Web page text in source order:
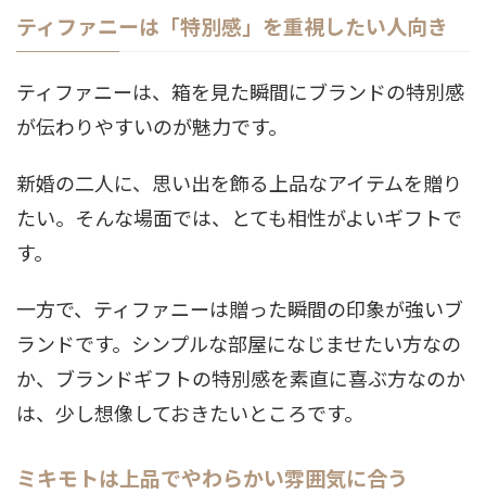
ティファニーは「特別感」を重視したい人向き
ティファニーは、箱を見た瞬間にブランドの特別感
が伝わりやすいのが魅力です。
新婚の二人に、思い出を飾る上品なアイテムを贈り
たい。そんな場面では、とても相性がよいギフトで
す。
一方で、ティファニーは贈った瞬間の印象が強いブ
ランドです。シンプルな部屋になじませたい方なの
か、ブランドギフトの特別感を素直に喜ぶ方なのか
は、少し想像しておきたいところです。
ミキモトは上品でやわらかい雰囲気に合う